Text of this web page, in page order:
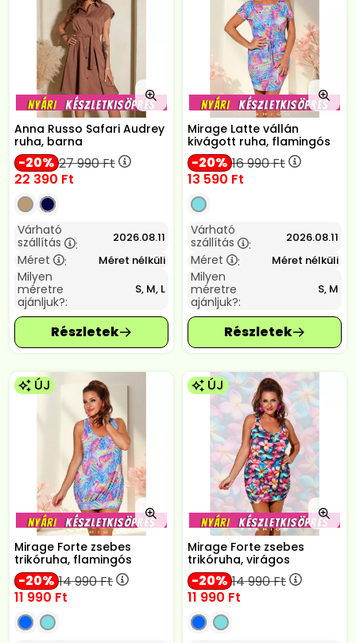
Anna Russo Safari Audrey
ruha, barna
20 27 990Ft
22 390 Ft
Várható
szállítás
: 2026.08.11
Méret : Méret nélküli
Milyen
méretre
ajánljuk?:
S, M, L
Mirage Latte vállán
kivágott ruha, flamingós
20 16 990Ft
13 590 Ft
Várható
szállítás
: 2026.08.11
Méret : Méret nélküli
Milyen
méretre
ajánljuk?:
S, M
ÚJ
Mirage Forte zsebes
trikóruha, flamingós
20 14 990Ft
11 990 Ft
ÚJ
Mirage Forte zsebes
trikóruha, virágos
20 14 990Ft
11 990 Ft